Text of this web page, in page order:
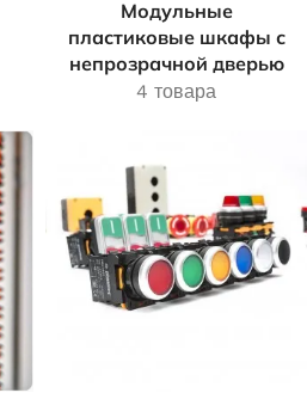
Модульные
пластиковые шкафы с
непрозрачной дверью
4 товара